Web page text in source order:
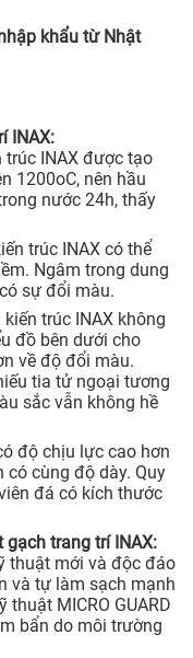
khẩu từ Nhật
INAX:
trúc INAX được tạo
1200oC, nên hầu
nước 24h, thấy
trúc INAX có thể
Ngâm trong dung
sự đổi màu.
kiến trúc INAX không
đồ bên dưới cho
về độ đổi màu.
tia tử ngoại tương
sắc vẫn không hề
độ chịu lực cao hơn
có cùng độ dày. Quy
đá có kích thước
gạch trang trí INAX:
thuật mới và độc đáo
và tự làm sạch mạnh
MICRO GUARD
bẩn do môi trường